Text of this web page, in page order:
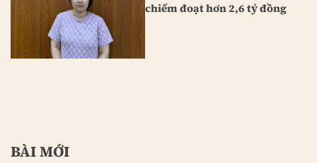
chiếm đoạt hơn 2,6 tỷ đồng
BÀI MỚI